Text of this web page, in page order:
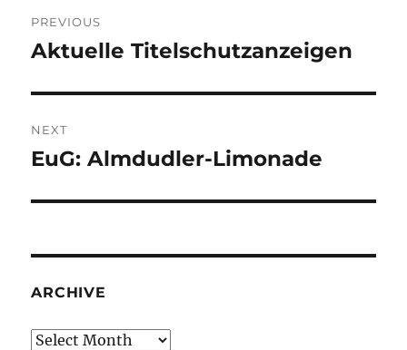
navigation
PREVIOUS
Previous
Aktuelle Titelschutzanzeigen
NEXT
Next
EuG: Almdudler-Limonade
ARCHIVE
Archive